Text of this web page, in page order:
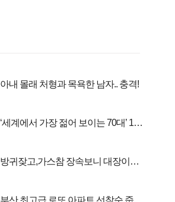
아내 몰래 처형과 목욕한 남자.. 충격!
‘세계에서 가장 젊어 보이는 70대’ 1위
방귀잦고,가스참 장속보니 대장이아
부산 최고급 로또 아파트 선착순 줍줍